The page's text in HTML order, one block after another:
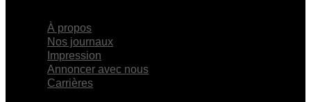
À propos
Nos journaux
Impression
Annoncer avec nous
Carrières